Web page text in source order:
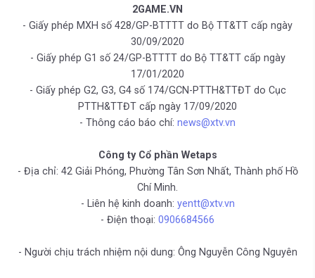
2GAME.VN
- Giấy phép MXH số 428/GP-BTTTT do Bộ TT&TT cấp ngày
30/09/2020
- Giấy phép G1 số 24/GP-BTTTT do Bộ TT&TT cấp ngày
17/01/2020
- Giấy phép G2, G3, G4 số 174/GCN-PTTH&TTĐT do Cục
PTTH&TTĐT cấp ngày 17/09/2020
- Thông cáo báo chí: news@xtv.vn
Công ty Cổ phần Wetaps
- Địa chỉ: 42 Giải Phóng, Phường Tân Sơn Nhất, Thành phố Hồ
Chí Minh.
- Liên hệ kinh doanh: yentt@xtv.vn
- Điện thoại: 0906684566
- Người chịu trách nhiệm nội dung: Ông Nguyễn Công Nguyên